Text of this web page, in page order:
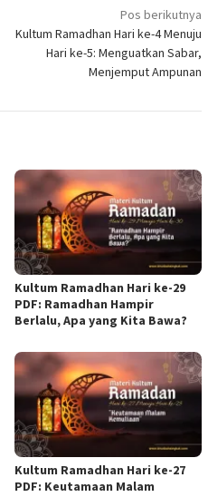
Pos berikutnya
Kultum Ramadhan Hari ke-4 Menuju
Hari ke-5: Menguatkan Sabar,
Menjemput Ampunan
Kultum Ramadhan Hari ke-29
PDF: Ramadhan Hampir
Berlalu, Apa yang Kita Bawa?
Kultum Ramadhan Hari ke-27
PDF: Keutamaan Malam